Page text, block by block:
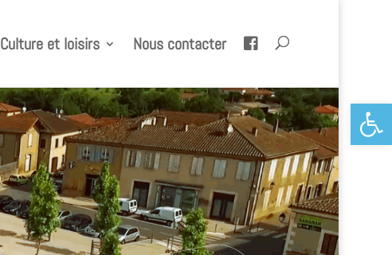
Ouvrir
Culture et loisirs Nous contacter